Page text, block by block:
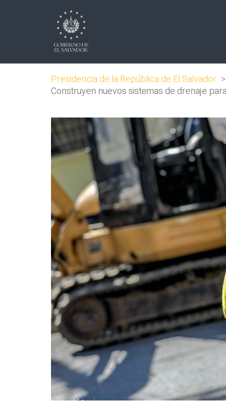
Presidencia de la República de El Salvador >
Construyen nuevos sistemas de drenaje